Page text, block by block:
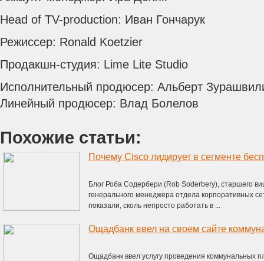
Head of TV-production: Иван Гончарук
Режиссер: Ronald Koetzier
Продакшн-студия: Lime Lite Studio
Исполнительный продюсер: Альберт
Линейный продюсер: Влад Болелов
Похожие статьи:
Почему Cisco лидирует в сегменте
Блог Роба Содербери (Rob Soderbery), старшего
генерального менеджера отдела корпоративных
показали, сколь непросто работать в ...
Ощадбанк ввел на своем сайте
Ощадбанк ввел услугу проведения коммунальных